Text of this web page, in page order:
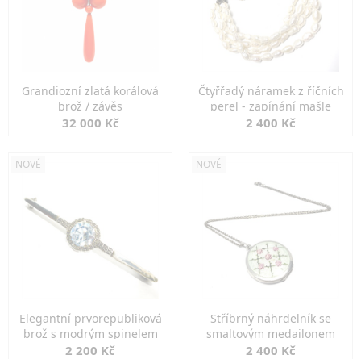
Grandiozní zlatá korálová
brož / závěs
32 000 Kč
Čtyřřadý náramek z říčních
perel - zapínání mašle
2 400 Kč
NOVÉ
Elegantní prvorepubliková
brož s modrým spinelem
2 200 Kč
NOVÉ
Stříbrný náhrdelník se
smaltovým medailonem
2 400 Kč